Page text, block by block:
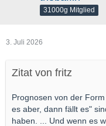
31000g Mitglied
3. Juli 2026
Zitat von fritz
Prognosen von der
es aber, dann fällt es"
haben. ... Und wenn es